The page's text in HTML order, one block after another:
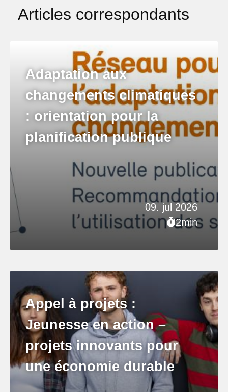
Articles correspondants
09. jul 2026
2min
Adaptation aux
changements climatiques
: orientation pour la
planification publique
Appel à projets :
Jeunesse en action –
projets innovants pour
une économie durable